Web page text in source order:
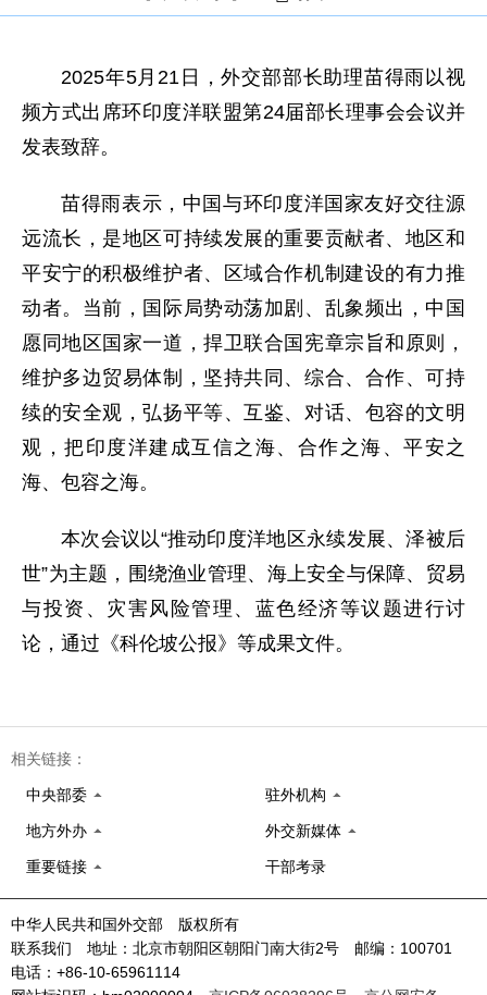
2025年5月21日，外交部部长助理苗得雨以视
频方式出席环印度洋联盟第24届部长理事会会议并
发表致辞。
苗得雨表示，中国与环印度洋国家友好交往源
远流长，是地区可持续发展的重要贡献者、地区和
平安宁的积极维护者、区域合作机制建设的有力推
动者。当前，国际局势动荡加剧、乱象频出，中国
愿同地区国家一道，捍卫联合国宪章宗旨和原则，
维护多边贸易体制，坚持共同、综合、合作、可持
续的安全观，弘扬平等、互鉴、对话、包容的文明
观，把印度洋建成互信之海、合作之海、平安之
海、包容之海。
本次会议以“推动印度洋地区永续发展、泽被后
世”为主题，围绕渔业管理、海上安全与保障、贸易
与投资、灾害风险管理、蓝色经济等议题进行讨
论，通过《科伦坡公报》等成果文件。
相关链接：
中央部委 驻外机构
地方外办 外交新媒体
重要链接 干部考录
中华人民共和国外交部 版权所有
联系我们 地址：北京市朝阳区朝阳门南大街2号 邮编：100701
电话：+86-10-65961114